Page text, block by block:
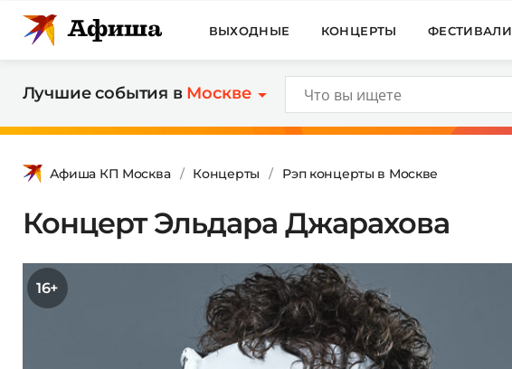
ВЫХОДНЫЕ КОНЦЕРТЫ ФЕСТИВАЛИ
Лучшие события в Москве
Афиша КП Москва Концерты Рэп концерты в Москве
Концерт Эльдара Джарахова
16+